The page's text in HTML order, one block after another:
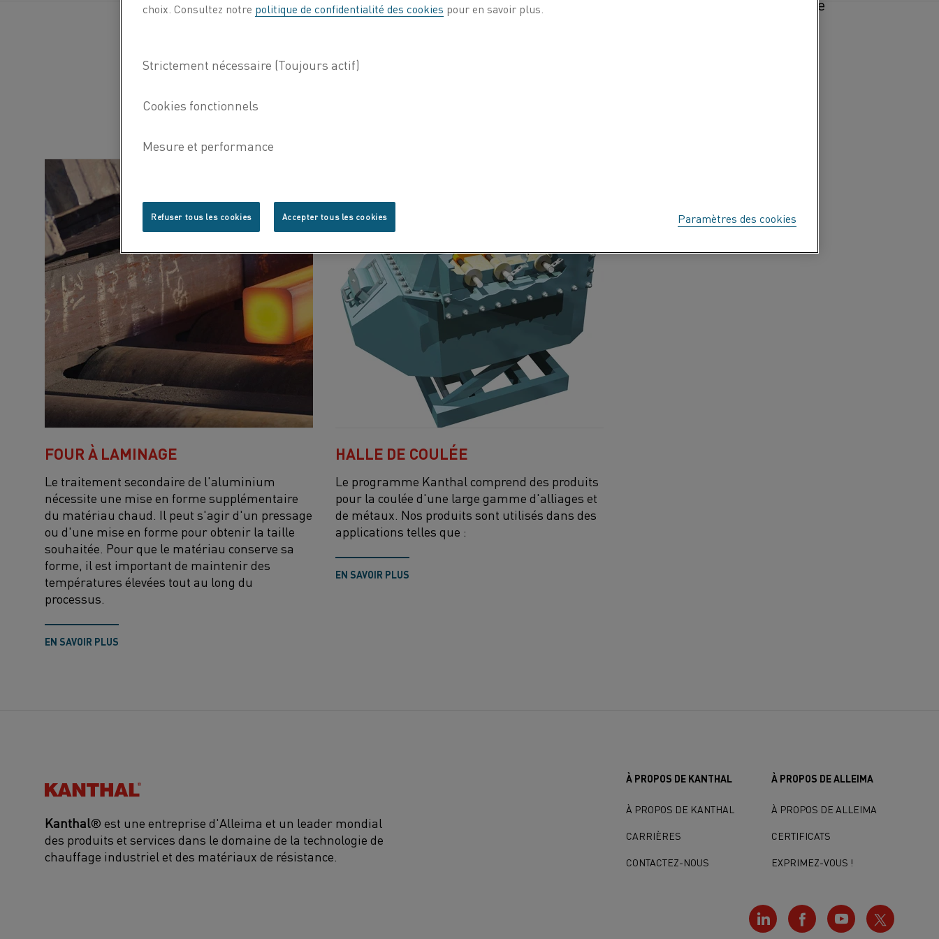
FOUR À LAMINAGE
Le traitement secondaire de l'aluminium
nécessite une mise en forme supplémentaire
du matériau chaud. Il peut s'agir d'un pressage
ou d'une mise en forme pour obtenir la taille
souhaitée. Pour que le matériau conserve sa
forme, il est important de maintenir des
températures élevées tout au long du
processus.
EN SAVOIR PLUS
HALLE DE COULÉE
Le programme Kanthal comprend des produits
pour la coulée d'une large gamme d'alliages et
de métaux. Nos produits sont utilisés dans des
applications telles que :
EN SAVOIR PLUS
Kanthal®
Kanthal® est une entreprise d'Alleima et un leader mondial
des produits et services dans le domaine de la technologie de
chauffage industriel et des matériaux de résistance.
À PROPOS DE KANTHAL
À PROPOS DE KANTHAL
CARRIÈRES
CONTACTEZ-NOUS
À PROPOS DE ALLEIMA
À PROPOS DE ALLEIMA
CERTIFICATS
EXPRIMEZ-VOUS !
choix. Consultez notre politique de confidentialité des cookies pour en savoir plus.
Paramètres des cookies
Refuser tous les cookies Accepter tous les cookies